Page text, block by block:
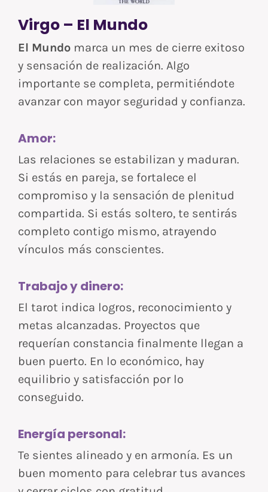
Virgo – El Mundo
El Mundo marca un mes de cierre exitoso
y sensación de realización. Algo
importante se completa, permitiéndote
avanzar con mayor seguridad y confianza.
Amor:
Las relaciones se estabilizan y maduran.
Si estás en pareja, se fortalece el
compromiso y la sensación de plenitud
compartida. Si estás soltero, te sentirás
completo contigo mismo, atrayendo
vínculos más conscientes.
Trabajo y dinero:
El tarot indica logros, reconocimiento y
metas alcanzadas. Proyectos que
requerían constancia finalmente llegan a
buen puerto. En lo económico, hay
equilibrio y satisfacción por lo
conseguido.
Energía personal:
Te sientes alineado y en armonía. Es un
buen momento para celebrar tus avances